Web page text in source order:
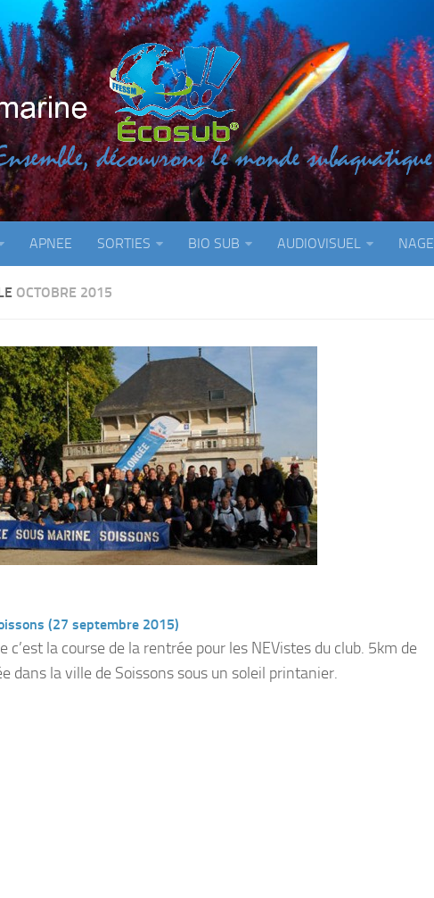
APNEE SORTIES BIO SUB AUDIOVISUEL NAGE
OCTOBRE 2015
(27 septembre 2015)
c’est la course de la rentrée pour les NEVistes du club. 5km de
dans la ville de Soissons sous un soleil printanier.